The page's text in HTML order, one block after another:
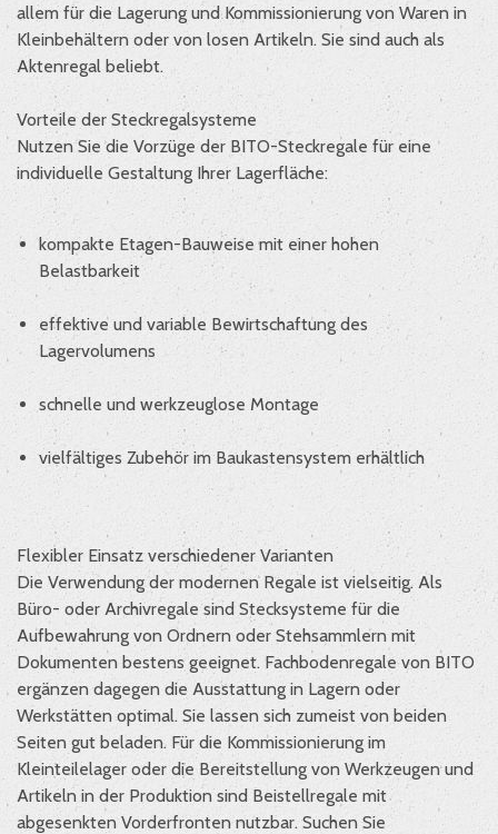
allem für die Lagerung und Kommissionierung von Waren in
Kleinbehältern oder von losen Artikeln. Sie sind auch als
Aktenregal beliebt.
Vorteile der Steckregalsysteme
Nutzen Sie die Vorzüge der BITO-Steckregale für eine
individuelle Gestaltung Ihrer Lagerfläche:
kompakte Etagen-Bauweise mit einer hohen
Belastbarkeit
effektive und variable Bewirtschaftung des
Lagervolumens
schnelle und werkzeuglose Montage
vielfältiges Zubehör im Baukastensystem erhältlich
Flexibler Einsatz verschiedener Varianten
Die Verwendung der modernen Regale ist vielseitig. Als
Büro- oder Archivregale sind Stecksysteme für die
Aufbewahrung von Ordnern oder Stehsammlern mit
Dokumenten bestens geeignet. Fachbodenregale von BITO
ergänzen dagegen die Ausstattung in Lagern oder
Werkstätten optimal. Sie lassen sich zumeist von beiden
Seiten gut beladen. Für die Kommissionierung im
Kleinteilelager oder die Bereitstellung von Werkzeugen und
Artikeln in der Produktion sind Beistellregale mit
abgesenkten Vorderfronten nutzbar. Suchen Sie